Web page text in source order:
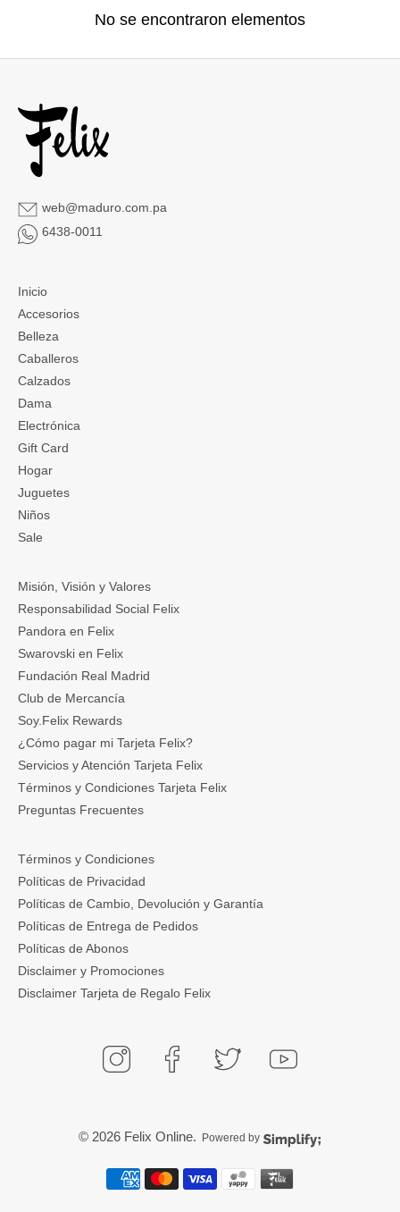
No se encontraron elementos
web@maduro.com.pa
6438-0011
Inicio
Accesorios
Belleza
Caballeros
Calzados
Dama
Electrónica
Gift Card
Hogar
Juguetes
Niños
Sale
Misión, Visión y Valores
Responsabilidad Social Felix
Pandora en Felix
Swarovski en Felix
Fundación Real Madrid
Club de Mercancía
Soy.Felix Rewards
¿Cómo pagar mi Tarjeta Felix?
Servicios y Atención Tarjeta Felix
Términos y Condiciones Tarjeta Felix
Preguntas Frecuentes
Términos y Condiciones
Políticas de Privacidad
Políticas de Cambio, Devolución y Garantía
Políticas de Entrega de Pedidos
Políticas de Abonos
Disclaimer y Promociones
Disclaimer Tarjeta de Regalo Felix
© 2026 Felix Online. Powered by